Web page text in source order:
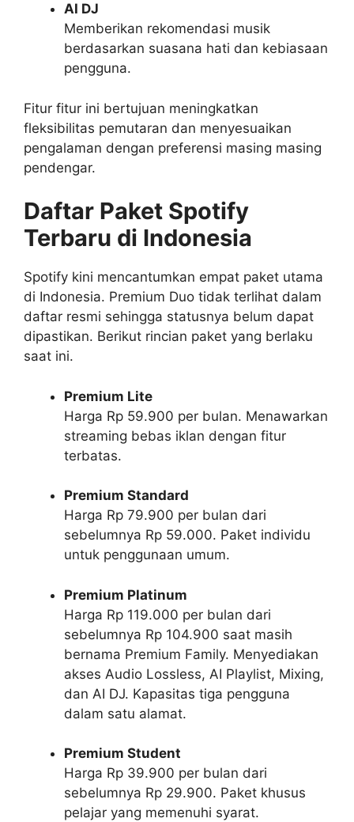
AI DJ
Memberikan rekomendasi musik
berdasarkan suasana hati dan kebiasaan
pengguna.
Fitur fitur ini bertujuan meningkatkan
fleksibilitas pemutaran dan menyesuaikan
pengalaman dengan preferensi masing masing
pendengar.
Daftar Paket Spotify
Terbaru di Indonesia
Spotify kini mencantumkan empat paket utama
di Indonesia. Premium Duo tidak terlihat dalam
daftar resmi sehingga statusnya belum dapat
dipastikan. Berikut rincian paket yang berlaku
saat ini.
Premium Lite
Harga Rp 59.900 per bulan. Menawarkan
streaming bebas iklan dengan fitur
terbatas.
Premium Standard
Harga Rp 79.900 per bulan dari
sebelumnya Rp 59.000. Paket individu
untuk penggunaan umum.
Premium Platinum
Harga Rp 119.000 per bulan dari
sebelumnya Rp 104.900 saat masih
bernama Premium Family. Menyediakan
akses Audio Lossless, AI Playlist, Mixing,
dan AI DJ. Kapasitas tiga pengguna
dalam satu alamat.
Premium Student
Harga Rp 39.900 per bulan dari
sebelumnya Rp 29.900. Paket khusus
pelajar yang memenuhi syarat.